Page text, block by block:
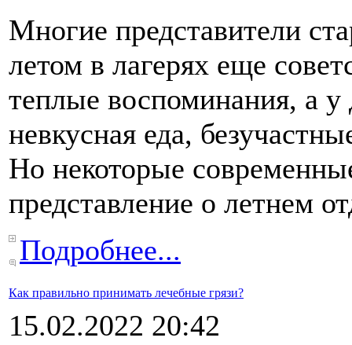
Многие представители
летом в лагерях еще
теплые воспоминания, а
невкусная еда,
Но некоторые
представление о летнем
Подробнее...
Как правильно принимать лечебные грязи?
15.02.2022 20:42